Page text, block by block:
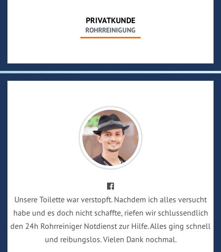
PRIVATKUNDE
ROHRREINIGUNG
Unsere Toilette war verstopft. Nachdem ich alles versucht
habe und es doch nicht schaffte, riefen wir schlussendlich
den 24h Rohrreiniger Notdienst zur Hilfe. Alles ging schnell
und reibungslos. Vielen Dank nochmal.